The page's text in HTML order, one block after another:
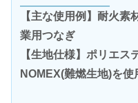
【主な使用例】耐火素
業用つなぎ
【生地仕様】ポリエ
NOMEX(難燃生地)を使